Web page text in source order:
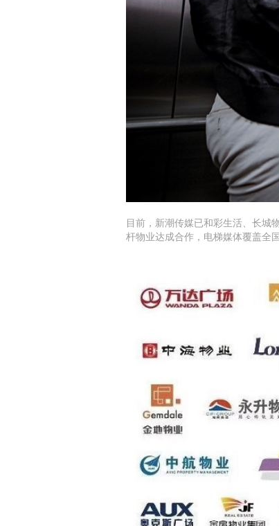
目前，新潮传媒已和彩生活、长城
杆物业达成合作，电梯媒体覆盖全